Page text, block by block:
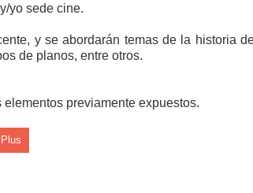
yo sede cine.
y se abordarán temas de la historia
de planos, entre otros.
previamente expuestos.